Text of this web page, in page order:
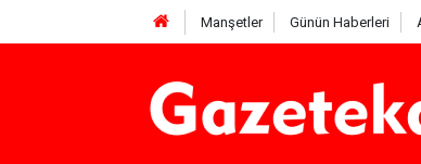
Manşetler Günün Haberleri